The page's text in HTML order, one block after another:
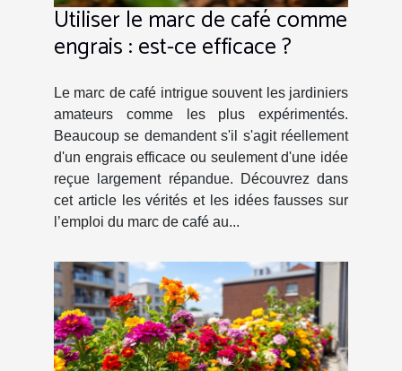
Utiliser le marc de café comme
engrais : est-ce efficace ?
Le marc de café intrigue souvent les jardiniers
amateurs comme les plus expérimentés.
Beaucoup se demandent s'il s'agit réellement
d'un engrais efficace ou seulement d'une idée
reçue largement répandue. Découvrez dans
cet article les vérités et les idées fausses sur
l’emploi du marc de café au...